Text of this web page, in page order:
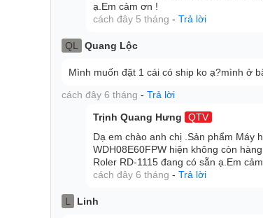
ạ.Em cảm ơn !
cách đây 5 tháng - Trả lời
QL Quang Lộc
Mình muốn đặt 1 cái có ship ko ạ?mình ở
cách đây 6 tháng - Trả lời
Trịnh Quang Hưng
QTV
Dạ em chào anh chị .Sản phẩm Máy
WDH08E60FPW hiện không còn
Roler RD-1115 đang có sẵn ạ.Em
cách đây 6 tháng - Trả lời
L Linh